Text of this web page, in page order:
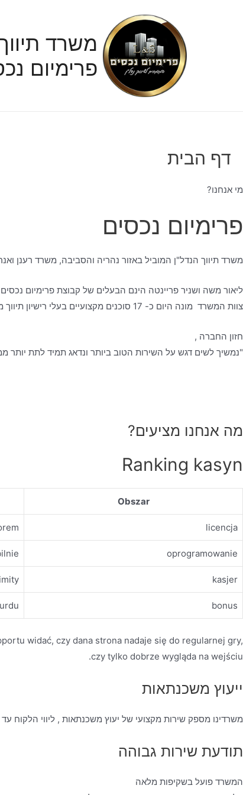
משרד
פרימיום
דף הבית
מי אנחנו?
פרימיום נכסים
משרד תיווך הנדל"ן המוביל באזור נהריה והסביבה, משרד רענן
ליאור משה ושניר פריינטה הינם הבעלים של קבוצת פרימיום נכסים
צוות המשרד מונה היום כ- 17 סוכנים מקצועיים בעלי רישיון תיווך מטעם משרד המשפטים, אשר עובדים לפי כל כללי האתיקה המקצועית- ביושר, בהגינות ובשקיפות מלאה, כאשר הלקוח עומד לנגד עיניהם.
חזון החברה ,
"נמשיך לשים דגש על השירות הטוב ביותר ונדאג תמיד לתת יותר
מה אנחנו מציעים?
Ranking kasyn
Obszar
licencja
oprogramowanie
kasjer
bonus
widać, czy dana strona nadaje się do regularnej gry,
czy tylko dobrze wygląda na wejściu.
ייעוץ משכנתאות
משרדינו מספק שירות מקצועי של יעוץ משכנתאות , ליווי הלקוח
תודעת שירות גבוהה
המשרד פועל בשקיפות מלאה